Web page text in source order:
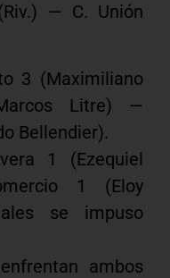
— C. Unión
3 (Maximiliano
Litre) —
Bellendier).
1 (Ezequiel
1 (Eloy
se impuso
ambos